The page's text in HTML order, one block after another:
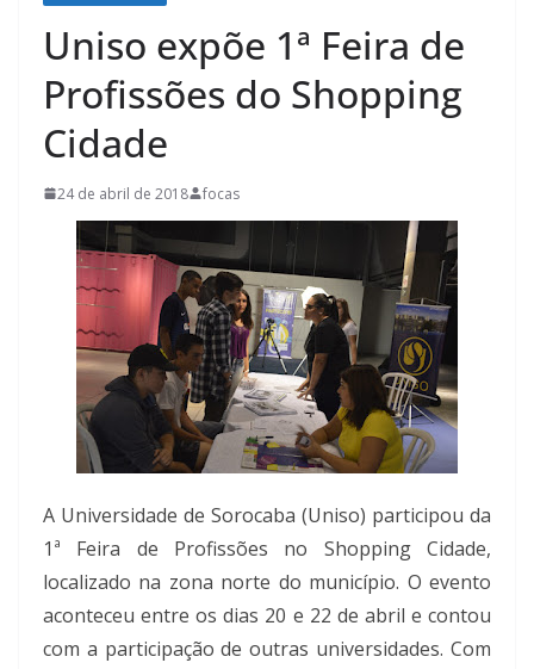
Uniso expõe 1ª Feira de
Profissões do Shopping
Cidade
24 de abril de 2018 focas
A Universidade de Sorocaba (Uniso) participou da
1ª Feira de Profissões no Shopping Cidade,
localizado na zona norte do município. O evento
aconteceu entre os dias 20 e 22 de abril e contou
com a participação de outras universidades. Com